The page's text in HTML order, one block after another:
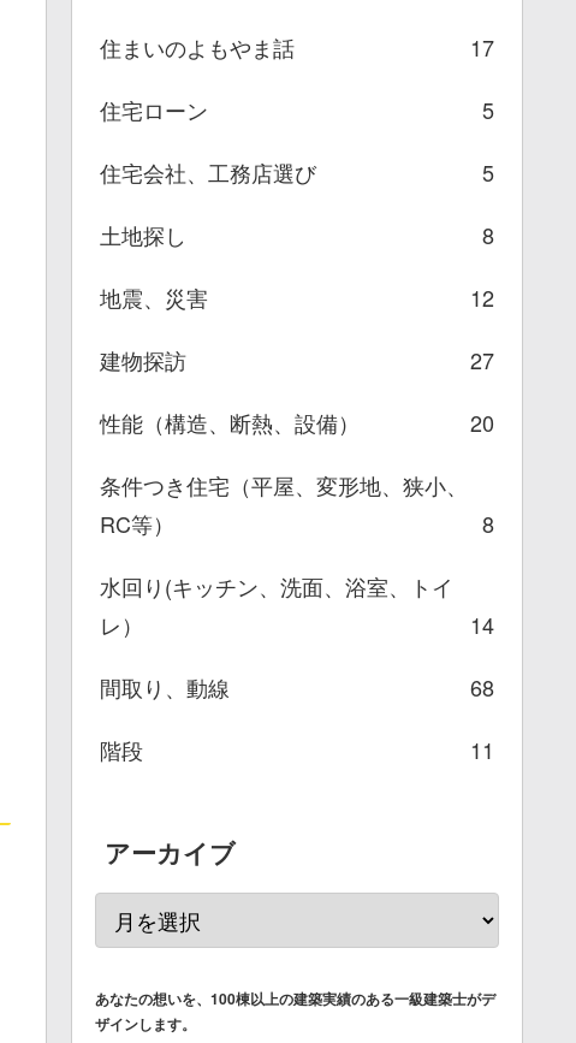
住まいのよもやま話
17
住宅ローン
5
住宅会社、工務店選び
5
土地探し
8
地震、災害
12
建物探訪
27
性能（構造、断熱、設備）
20
条件つき住宅（平屋、変形地、狭小、
RC等）
8
水回り(キッチン、洗面、浴室、トイ
レ）
14
間取り、動線
68
階段
11
アーカイブ
あなたの想いを、100棟以上の建築実績のある一級建築士がデ
ザインします。